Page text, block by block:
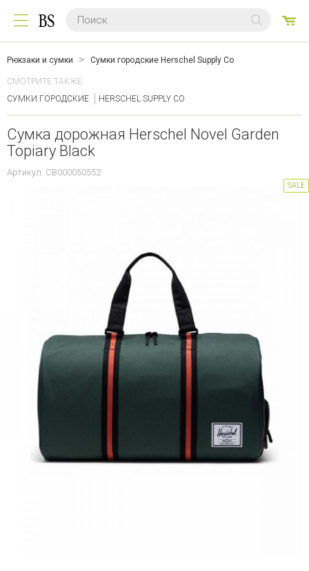
Рюкзаки и сумки Сумки городские Herschel Supply Co
СМОТРИТЕ ТАКЖЕ:
СУМКИ ГОРОДСКИЕ
HERSCHEL SUPPLY CO
Сумка дорожная Herschel Novel Garden
Topiary Black
Артикул: CB000050552
SALE